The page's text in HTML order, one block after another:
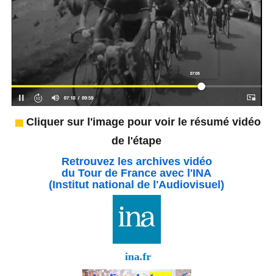
Cliquer sur l'image pour voir le résumé vidéo
de l'étape
Retrouvez les archives vidéo
du Tour de France avec l'INA
(Institut national de l'Audiovisuel)
ina.fr